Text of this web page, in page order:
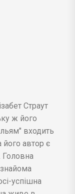
Страут
ж його
входить
його автор є
Головна
успішна